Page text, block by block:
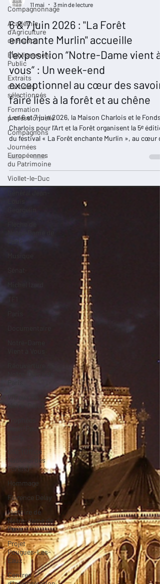
Compagnonnage
Académie
d'Agriculture
de France
Etablissement
Public
Extraits
d'articles
sélectionnés
Formation
professionnelle
Compagnons
Journées
Européennes
du Patrimoine
Viollet-le-Duc
Paris
Notre-Dame
Trophées
Jean-Paul
ONF (Office
National des
Forêts)
Hommage
Florence Delay
Histoire de
Notre-dame de
Paris
Projet
Pougues-Les-
Eaux
Centres
11 mai
3 min de lecture
6 & 7 juin 2026 : "La Forêt
enchante Murlin" accueille
l’exposition “Notre-Dame vient à
vous” : Un week-end
exceptionnel au cœur des savoir-
faire liés à la forêt et au chêne
Les 6 et 7 juin 2026, la Maison Charlois et le Fonds
Charlois pour l’Art et la Forêt organisent la 5ᵉ
du festival « La Forêt enchante Murlin », au cœur
la Nièvre.